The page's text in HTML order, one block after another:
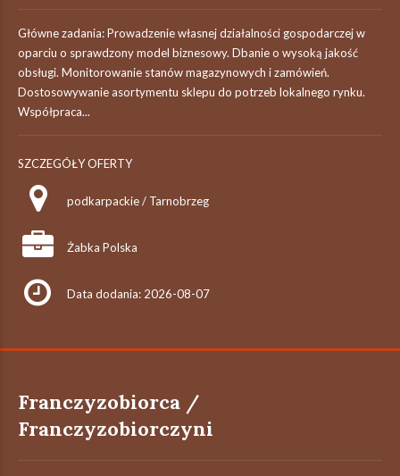
Główne zadania: Prowadzenie własnej działalności gospodarczej w
oparciu o sprawdzony model biznesowy. Dbanie o wysoką jakość
obsługi. Monitorowanie stanów magazynowych i zamówień.
Dostosowywanie asortymentu sklepu do potrzeb lokalnego rynku.
Współpraca...
SZCZEGÓŁY OFERTY
podkarpackie / Tarnobrzeg
Żabka Polska
Data dodania: 2026-08-07
Franczyzobiorca /
Franczyzobiorczyni